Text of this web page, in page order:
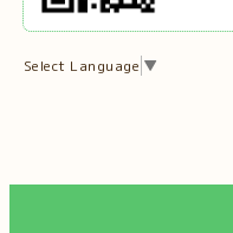
Select Language ▼